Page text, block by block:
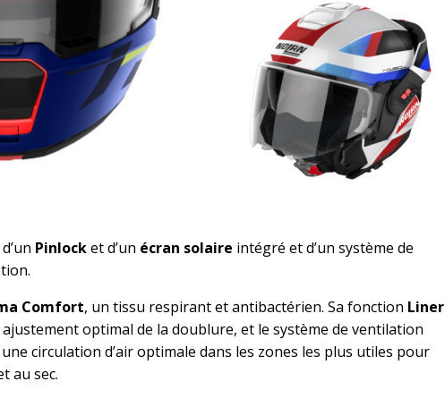
Pinlocket d’un écran solaire intégré et d’un système de
Comfort, un tissu respirant et antibactérien. Sa fonction Liner
optimal de la doublure, et le système de ventilation
circulation d’air optimale dans les zones les plus utiles pour
au sec.